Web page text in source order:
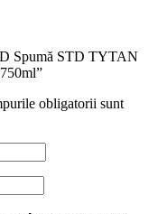
Spumă STD TYTAN
obligatorii sunt